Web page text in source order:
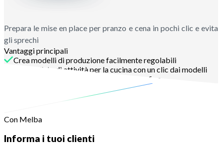
Prepara le mise en place per pranzo e cena in pochi clic e evita
gli sprechi
Vantaggi principali
Crea modelli di produzione facilmente regolabili
Genera liste di attività per la cucina con un clic dai modelli
Garantisci la tracciabilità dall'inizio alla fine
Con Melba
Informa i tuoi clienti